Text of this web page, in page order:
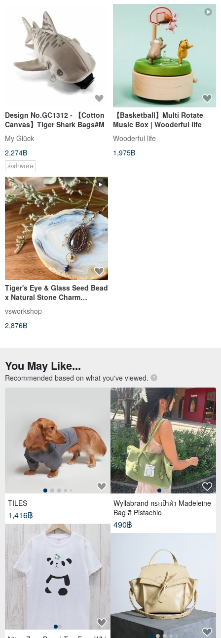
Design No.GC1312 - 【Cotton
Canvas】Tiger Shark Bags#M
My Glück
2,274฿
สั่งทำพิเศษ
【Basketball】Multi Rotate
Music Box | Wooderful life
Wooderful life
1,975฿
Tiger's Eye & Glass Seed Bead
x Natural Stone Charm
Pendant with Gemstone Chain
vsworkshop
2,876฿
You May Like...
Recommended based on what you've viewed.
TILES
1,416฿
Wyllabrand กระเป๋าผ้า Madeleine
Bag สี Pistachio
490฿